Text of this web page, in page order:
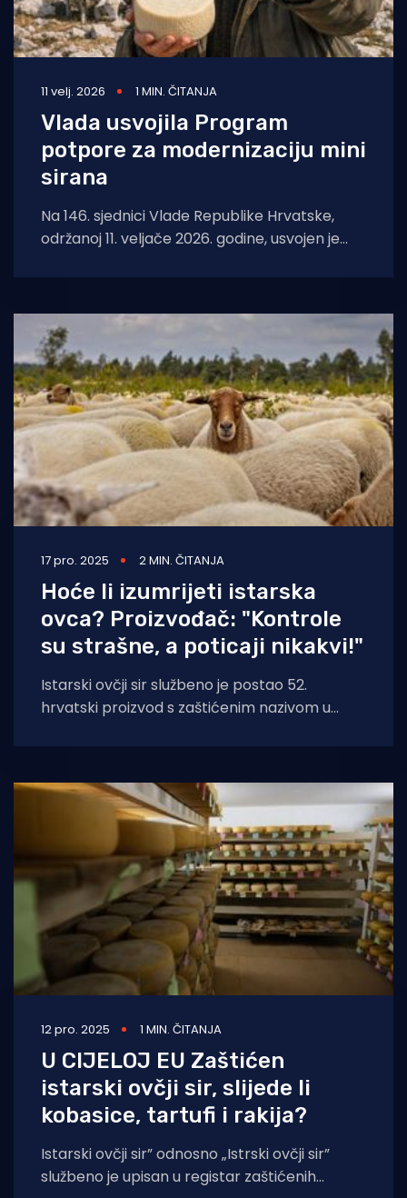
11 velj. 2026 1 MIN. ČITANJA
Vlada usvojila Program
potpore za modernizaciju mini
sirana
Na 146. sjednici Vlade Republike Hrvatske,
održanoj 11. veljače 2026. godine, usvojen je
opreme za
17 pro. 2025 2 MIN. ČITANJA
Hoće li izumrijeti istarska
ovca? Proizvođač: "Kontrole
su strašne, a poticaji nikakvi!"
Istarski ovčji sir službeno je postao 52.
hrvatski proizvod s zaštićenim nazivom u
12 pro. 2025 1 MIN. ČITANJA
U CIJELOJ EU Zaštićen
istarski ovčji sir, slijede li
kobasice, tartufi i rakija?
Istarski ovčji sir” odnosno „Istrski ovčji sir”
službeno je upisan u registar zaštićenih